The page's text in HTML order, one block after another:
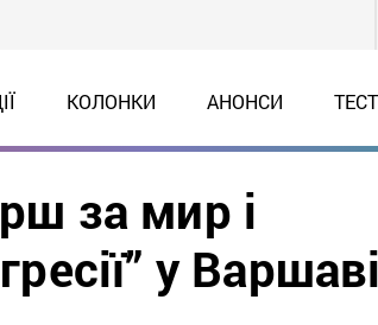
КОЛОНКИ АНОНСИ
за мир і
у